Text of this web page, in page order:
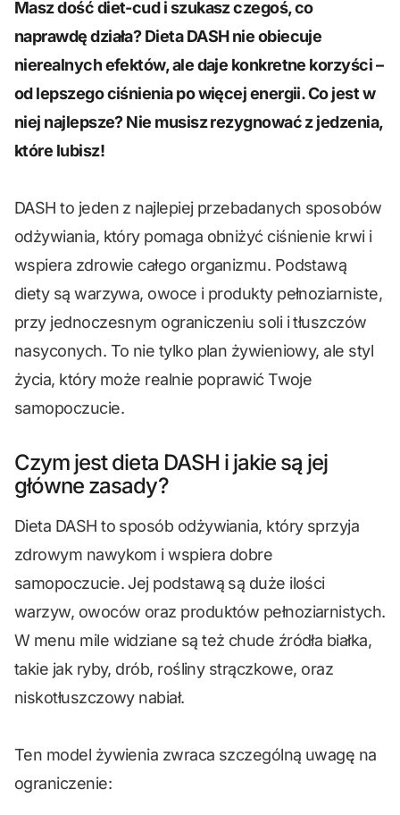
Masz dość diet-cud i szukasz czegoś, co
naprawdę działa? Dieta DASH nie obiecuje
nierealnych efektów, ale daje konkretne korzyści –
od lepszego ciśnienia po więcej energii. Co jest w
niej najlepsze? Nie musisz rezygnować z jedzenia,
które lubisz!
DASH to jeden z najlepiej przebadanych sposobów
odżywiania, który pomaga obniżyć ciśnienie krwi i
wspiera zdrowie całego organizmu. Podstawą
diety są warzywa, owoce i produkty pełnoziarniste,
przy jednoczesnym ograniczeniu soli i tłuszczów
nasyconych. To nie tylko plan żywieniowy, ale styl
życia, który może realnie poprawić Twoje
samopoczucie.
Czym jest dieta DASH i jakie są jej
główne zasady?
Dieta DASH to sposób odżywiania, który sprzyja
zdrowym nawykom i wspiera dobre
samopoczucie. Jej podstawą są duże ilości
warzyw, owoców oraz produktów pełnoziarnistych.
W menu mile widziane są też chude źródła białka,
takie jak ryby, drób, rośliny strączkowe, oraz
niskotłuszczowy nabiał.
Ten model żywienia zwraca szczególną uwagę na
ograniczenie: